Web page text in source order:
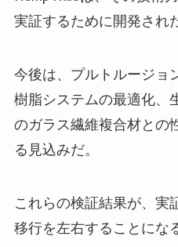
実証するために開発され
今後は、プルトルージョ
樹脂システムの最適化、
のガラス繊維複合材との
る見込みだ。
これらの検証結果が、実
移行を左右することにな